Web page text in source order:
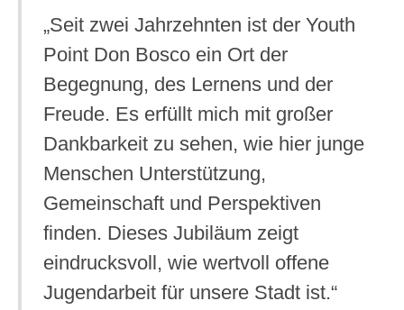
„Seit zwei Jahrzehnten ist der Youth
Point Don Bosco ein Ort der
Begegnung, des Lernens und der
Freude. Es erfüllt mich mit großer
Dankbarkeit zu sehen, wie hier junge
Menschen Unterstützung,
Gemeinschaft und Perspektiven
finden. Dieses Jubiläum zeigt
eindrucksvoll, wie wertvoll offene
Jugendarbeit für unsere Stadt ist.“